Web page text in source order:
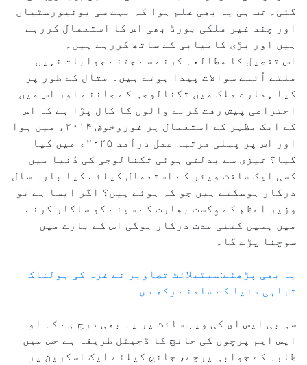
گئی۔ تب ہی یہ بھی علم ہوا کہ بہت سی یونیورسٹیاں
اور چند غیر ملکی بورڈ بھی اس کا استعمال کررہے
ہیں اور بڑی کامیابی کے ساتھ کررہے ہیں۔
اس تفصیل کا مطالعہ کرنے سے جتنے جوابات نہیں
ملتے اُتنے سوالات پیدا ہوتے ہیں۔ مثال کے طور پر
کیا ہمارے ملک میں تکنالوجی کے جاننے اور اس میں
اختراعی پیش رفت کرنے والوں کا کال پڑا ہے کہ اس
کے ایک مظہر کے استعمال پر غوروخوض ۲۰۱۴ء میں ہوا
اور اس پر پہلی مرتبہ عمل درآمد ۲۰۲۵ء میں کیا
گیا؟ تیزی سے بدلتی ہوئی تکنالوجی کی دُنیا میں
کسی ایک سافٹ ویئر کے استعمال کیلئے کیا بارہ سال
درکار ہوسکتے ہیں جو کہ ہوئے ہیں؟ اگر ایسا ہے تو
وزیر اعظم کے وِکست بھارت کے سپنے کو ساکار کرنے
میں ہمیں کتنی مدت درکار ہوگی اس کے بارے میں
سوچنا پڑے گا۔
یہ بھی پڑھئے:سیٹیلائٹ تصاویر نے غزہ کی ہولناک
تباہی دنیا کے سامنے رکھ دی
سی بی ایس ای کی ویب سائٹ پر یہ بھی درج ہے کہ او
ایس ایم پرچوں کی جانچ کا ڈجیٹل طریقہ ہے جس میں
طلبہ کے جوابی پرچے، جانچ کیلئے ایک اسکرین پر